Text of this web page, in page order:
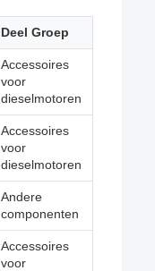
Deel Groep
Accessoires
voor
dieselmotoren
Accessoires
voor
dieselmotoren
Andere
componenten
Accessoires
voor